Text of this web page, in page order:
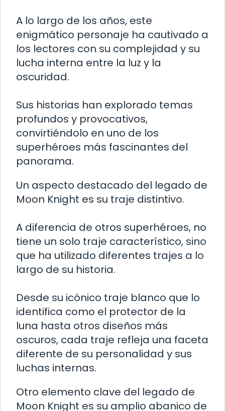
A lo largo de los años, este
enigmático personaje ha cautivado a
los lectores con su complejidad y su
lucha interna entre la luz y la
oscuridad.
Sus historias han explorado temas
profundos y provocativos,
convirtiéndolo en uno de los
superhéroes más fascinantes del
panorama.
Un aspecto destacado del legado de
Moon Knight es su traje distintivo.
A diferencia de otros superhéroes, no
tiene un solo traje característico, sino
que ha utilizado diferentes trajes a lo
largo de su historia.
Desde su icónico traje blanco que lo
identifica como el protector de la
luna hasta otros diseños más
oscuros, cada traje refleja una faceta
diferente de su personalidad y sus
luchas internas.
Otro elemento clave del legado de
Moon Knight es su amplio abanico de